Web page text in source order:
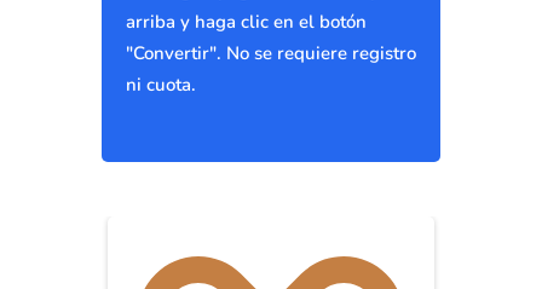
arriba y haga clic en el botón
"Convertir". No se requiere registro
ni cuota.